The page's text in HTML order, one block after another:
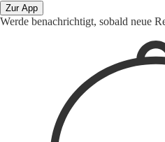
Zur App
Werde benachrichtigt, sobald neue